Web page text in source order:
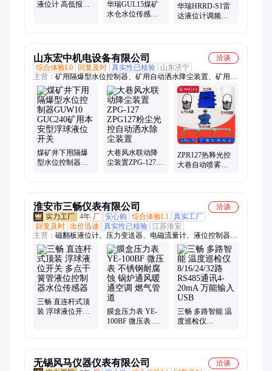
液位计 高低报警
华瑞GUL15煤矿
水仓水位传感器
华瑞HRRD-S1雷
达液位计调频连
山东宏中机电设备有限公司
洽谈
综合体验L0
回复及时 真实性已核验
山东济宁
主营： 矿用隔爆型水位控制器、矿用自动洒水降尘装置、矿用电
动球阀、触控传感器
煤矿井下用隔爆
型水位控制器
大巷风水联动降
尘装置ZPG-127
ZPR127热释光控
大巷自动喷雾降
淮安市三畅仪表有限公司
洽谈
4年 厂 安心购 综合体验L1
真实工厂
回复及时 出价迅速 真实性已核验 江苏淮安
主营： 磁翻板液位计、压力变送器、电磁流量计、液位控制器、
涡街流量计、涡轮流量计、雷达液位计、超声波流量计、玻璃管
液位计、超声波液位计、数显显示仪表、磁致伸缩液位计、磁敏
电子双色液位计、玻璃板液位计、孔板流量计、蒸汽流量计、压
力校验仪、精密数字压力表、压力表、磁性浮子液位计、液位开
关、浮球液位计、差压式流量计、流量计、液位计
三畅 直连杆式顶
装 浮球液位开关
膜盒压力表 YE-
100BF 微压表 不
三畅 多路智能 温
度巡检仪
无锡风马仪器仪表有限公司
洽谈